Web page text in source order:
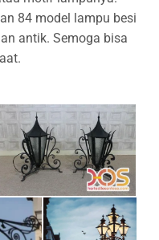
84 model lampu besi
antik. Semoga bisa